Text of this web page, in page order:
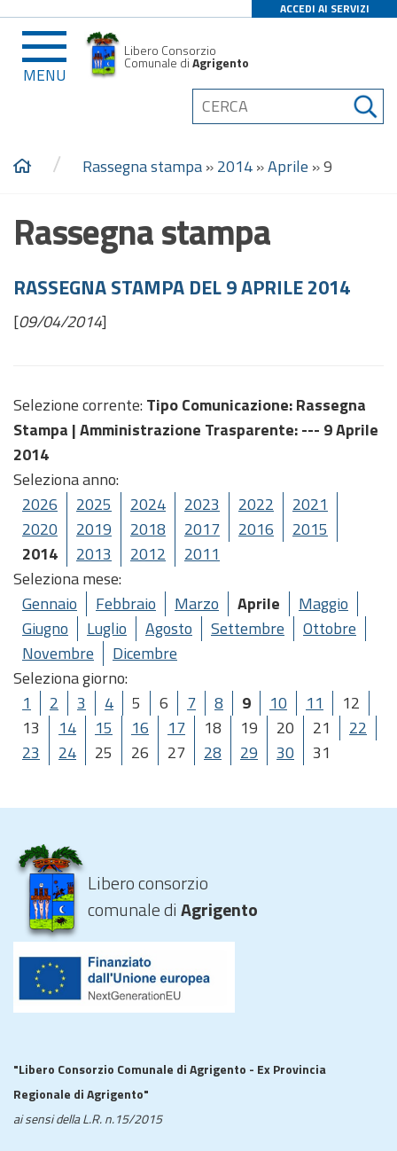
ACCEDI AI SERVIZI
MENU
Libero Consorzio
Comunale diAgrigento
/ Rassegna stampa»2014»Aprile »9
Rassegna stampa
RASSEGNA STAMPA DEL 9 APRILE 2014
[09/04/2014]
Selezione corrente: Tipo Comunicazione: Rassegna
Stampa |Amministrazione Trasparente: --- 9 Aprile
2014
Seleziona anno:
2026
2025 2024 2023 2022
2021
2020
2019 2018 2017 2016
2015
2014
2013 2012
2011
Seleziona mese:
Gennaio
Febbraio Marzo Aprile
Maggio
Giugno
Luglio Agosto Settembre
Ottobre
Novembre
Dicembre
Seleziona giorno:
1
2 3 4 5 6 7 8 9 10 11
12
13
14 15 16 17 18 19 20 21
22
23
24 25 26 27 28 29 30 31
Libero consorzio
comunale diAgrigento
"Libero Consorzio Comunale di Agrigento - Ex Provincia
Regionale di Agrigento"
ai sensi della L.R. n.15/2015